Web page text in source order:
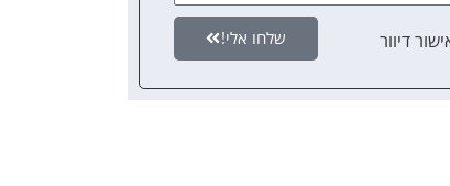
דיוור שלחו אלי!